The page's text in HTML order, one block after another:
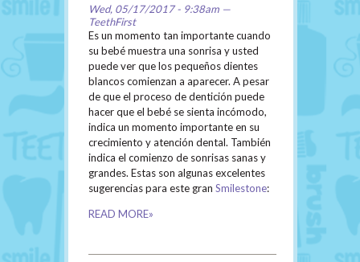
Wed, 05/17/2017 - 9:38am —
TeethFirst
Es un momento tan importante cuando
su bebé muestra una sonrisa y usted
puede ver que los pequeños dientes
blancos comienzan a aparecer. A pesar
de que el proceso de dentición puede
hacer que el bebé se sienta incómodo,
indica un momento importante en su
crecimiento y atención dental. También
indica el comienzo de sonrisas sanas y
grandes. Estas son algunas excelentes
sugerencias para este gran Smilestone:
READ MORE»